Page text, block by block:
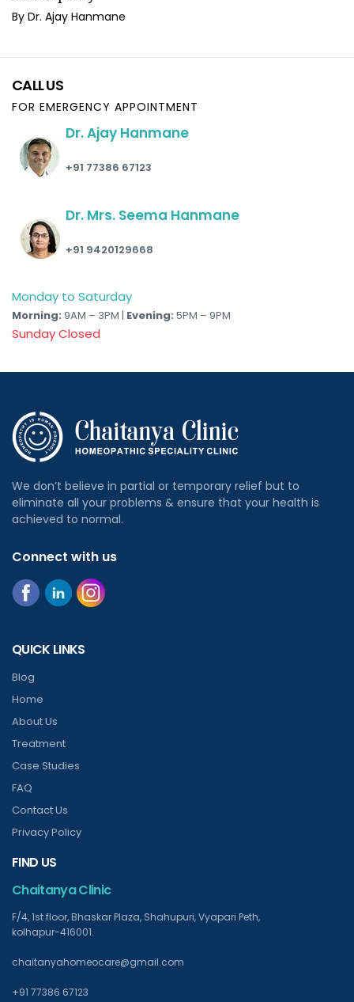
By Dr. Ajay Hanmane
CALL US
FOR EMERGENCY APPOINTMENT
Dr. Ajay Hanmane
+91 77386 67123
Dr. Mrs. Seema Hanmane
+91 9420129668
Monday to Saturday
Morning: 9AM – 3PM | Evening: 5PM – 9PM
Sunday Closed
We don’t believe in partial or temporary relief but to
eliminate all your problems & ensure that your health is
achieved to normal.
Connect with us
QUICK LINKS
Blog
Home
About Us
Treatment
Case Studies
FAQ
Contact Us
Privacy Policy
FIND US
Chaitanya Clinic
F/4, 1st floor, Bhaskar Plaza, Shahupuri, Vyapari Peth,
kolhapur-416001.
chaitanyahomeocare@gmail.com
+91 77386 67123